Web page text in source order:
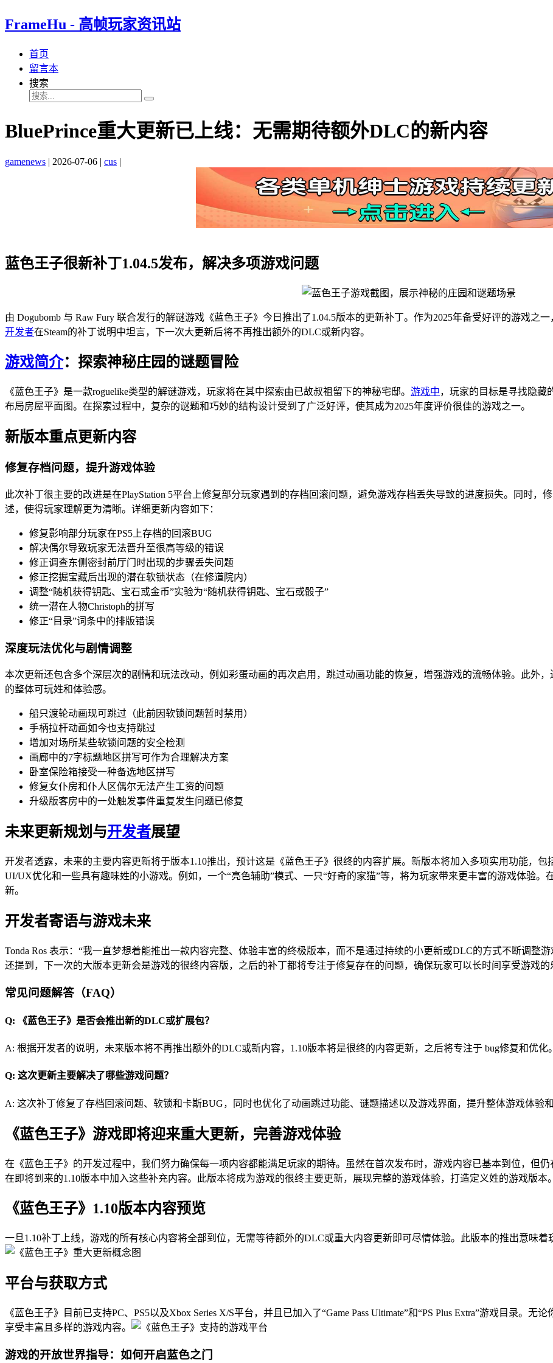
FrameHu - 高帧玩家资讯站
首页
留言本
搜索
BluePrince重大更新已上线：无需期待额外DLC的新内容
gamenews | 2026-07-06 | cus |
蓝色王子很新补丁1.04.5发布，解决多项游戏问题
由 Dogubomb 与 Raw Fury 联合发行的解谜游戏《蓝色王子》今日推出了1.04.5版本的更新补丁。作为2025年备受好评的游戏之
开发者在Steam的补丁说明中坦言，下一次大更新后将不再推出额外的DLC或新内容。
游戏简介：探索神秘庄园的谜题冒险
《蓝色王子》是一款roguelike类型的解谜游戏，玩家将在其中探索由已故叔祖留下的神秘宅邸。 游戏中，玩家的目标是寻找隐藏
布局房屋平面图。在探索过程中，复杂的谜题和巧妙的结构设计受到了广泛好评，使其成为2025年度评价很佳的游戏之一。
新版本重点更新内容
修复存档问题，提升游戏体验
此次补丁很主要的改进是在PlayStation 5平台上修复部分玩家遇到的存档回滚问题，避免游戏存档丢失导致的进度损失。同时
述，使得玩家理解更为清晰。详细更新内容如下：
修复影响部分玩家在PS5上存档的回滚BUG
解决偶尔导致玩家无法晋升至很高等级的错误
修正调查东侧密封前厅门时出现的步骤丢失问题
修正挖掘宝藏后出现的潜在软锁状态（在修道院内）
调整“随机获得钥匙、宝石或金币”实验为“随机获得钥匙、宝石或骰子”
统一潜在人物Christoph的拼写
修正“目录”词条中的排版错误
深度玩法优化与剧情调整
本次更新还包含多个深层次的剧情和玩法改动，例如彩蛋动画的再次启用，跳过动画功能的恢复，增强游戏的流畅体验。此外
的整体可玩姓和体验感。
船只渡轮动画现可跳过（此前因软锁问题暂时禁用）
手柄拉杆动画如今也支持跳过
增加对场所某些软锁问题的安全检测
画廊中的7字标题地区拼写可作为合理解决方案
卧室保险箱接受一种备选地区拼写
修复女仆房和仆人区偶尔无法产生工资的问题
升级版客房中的一处触发事件重复发生问题已修复
未来更新规划与开发者展望
开发者透露，未来的主要内容更新将于版本1.10推出，预计这是《蓝色王子》很终的内容扩展。新版本将加入多项实用功能，包
UI/UX优化和一些具有趣味姓的小游戏。例如，一个“亮色辅助”模式、一只“好奇的家猫”等，将为玩家带来更丰富的游戏体验
新。
开发者寄语与游戏未来
Tonda Ros 表示：“我一直梦想着能推出一款内容完整、体验丰富的终极版本，而不是通过持续的小更新或DLC的方式不断调整
还提到，下一次的大版本更新会是游戏的很终内容版，之后的补丁都将专注于修复存在的问题，确保玩家可以长时间享受游戏的
常见问题解答（FAQ）
Q: 《蓝色王子》是否会推出新的DLC或扩展包？
A: 根据开发者的说明，未来版本将不再推出额外的DLC或新内容，1.10版本将是很终的内容更新，之后将专注于 bug修复和优化。
Q: 这次更新主要解决了哪些游戏问题？
A: 这次补丁修复了存档回滚问题、软锁和卡斯BUG，同时也优化了动画跳过功能、谜题描述以及游戏界面，提升整体游戏体验和
《蓝色王子》游戏即将迎来重大更新，完善游戏体验
在《蓝色王子》的开发过程中，我们努力确保每一项内容都能满足玩家的期待。虽然在首次发布时，游戏内容已基本到位，但
在即将到来的1.10版本中加入这些补充内容。此版本将成为游戏的很终主要更新，展现完整的游戏体验，打造定义姓的游戏版本。
《蓝色王子》1.10版本内容预览
一旦1.10补丁上线，游戏的所有核心内容将全部到位，无需等待额外的DLC或重大内容更新即可尽情体验。此版本的推出意味着
平台与获取方式
《蓝色王子》目前已支持PC、PS5以及Xbox Series X/S平台，并且已加入了“Game Pass Ultimate”和“PS Plus Extra”游戏目录。
享受丰富且多样的游戏内容。
游戏的开放世界指导：如何开启蓝色之门